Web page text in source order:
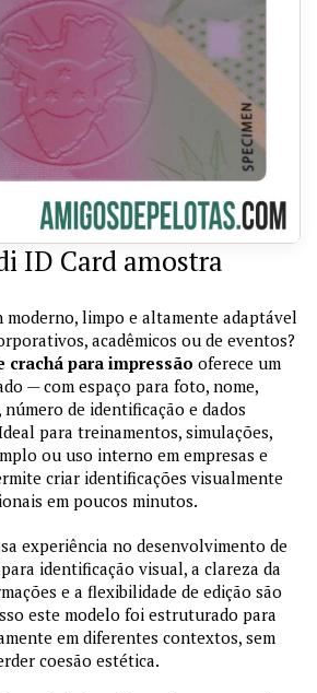
ID Card amostra
moderno, limpo e altamente adaptável
acadêmicos ou de eventos?
crachá para impressão oferece um
— com espaço para foto, nome,
de identificação e dados
para treinamentos, simulações,
ou uso interno em empresas e
criar identificações visualmente
em poucos minutos.
experiência no desenvolvimento de
identificação visual, a clareza da
e a flexibilidade de edição são
este modelo foi estruturado para
em diferentes contextos, sem
coesão estética.